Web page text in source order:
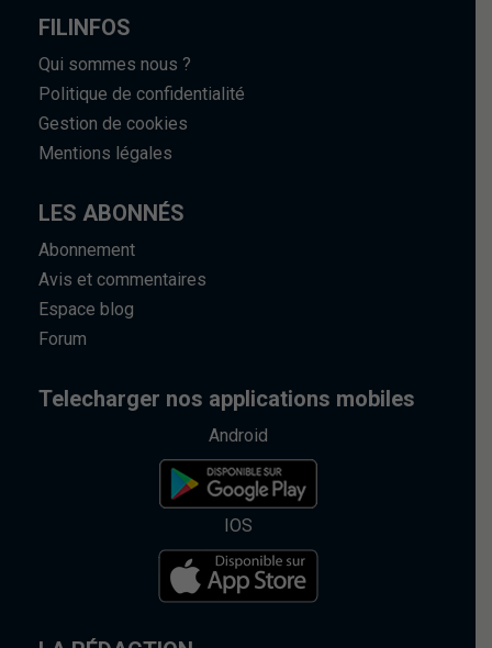
FILINFOS
Qui sommes nous ?
Politique de confidentialité
Gestion de cookies
Mentions légales
LES ABONNÉS
Abonnement
Avis et commentaires
Espace blog
Forum
Telecharger nos applications mobiles
Android
IOS